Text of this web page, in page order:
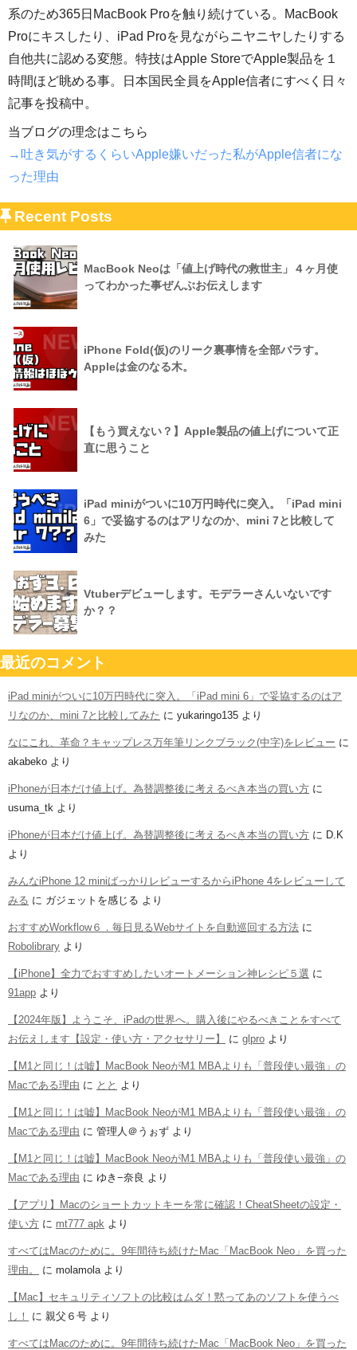
系のため365日MacBook Proを触り続けている。MacBook
Proにキスしたり、iPad Proを見ながらニヤニヤしたりする
自他共に認める変態。特技はApple StoreでApple製品を１
時間ほど眺める事。日本国民全員をApple信者にすべく日々
記事を投稿中。
当ブログの理念はこちら
→吐き気がするくらいApple嫌いだった私がApple信者にな
った理由
Recent Posts
MacBook Neoは「値上げ時代の救世主」４ヶ月使
ってわかった事ぜんぶお伝えします
iPhone Fold(仮)のリーク裏事情を全部バラす。
Appleは金のなる木。
【もう買えない？】Apple製品の値上げについて正
直に思うこと
iPad miniがついに10万円時代に突入。「iPad mini
6」で妥協するのはアリなのか、mini 7と比較して
みた
Vtuberデビューします。モデラーさんいないです
か？？
最近のコメント
iPad miniがついに10万円時代に突入。「iPad mini 6」で妥協するのはア
リなのか、mini 7と比較してみた に yukaringo135 より
なにこれ、革命？キャップレス万年筆リンクブラック(中字)をレビュー に
akabeko より
iPhoneが日本だけ値上げ。為替調整後に考えるべき本当の買い方 に
usuma_tk より
iPhoneが日本だけ値上げ。為替調整後に考えるべき本当の買い方 に D.K
より
みんなiPhone 12 miniばっかりレビューするからiPhone 4をレビューして
みる に ガジェットを感じる より
おすすめWorkflow６．毎日見るWebサイトを自動巡回する方法 に
Robolibrary より
【iPhone】全力でおすすめしたいオートメーション神レシピ５選 に
91app より
【2024年版】ようこそ、iPadの世界へ。購入後にやるべきことをすべて
お伝えします【設定・使い方・アクセサリー】
に glpro より
【M1と同じ！は嘘】MacBook NeoがM1 MBAよりも「普段使い最強」の
Macである理由 に とと より
【M1と同じ！は嘘】MacBook NeoがM1 MBAよりも「普段使い最強」の
Macである理由 に 管理人＠うぉず より
【M1と同じ！は嘘】MacBook NeoがM1 MBAよりも「普段使い最強」の
Macである理由 に ゆき−奈良 より
【アプリ】Macのショートカットキーを常に確認！CheatSheetの設定・
使い方 に mt777 apk より
すべてはMacのために。9年間待ち続けたMac「MacBook Neo」を買った
理由。
に molamola より
【Mac】セキュリティソフトの比較はムダ！黙ってあのソフトを使うべ
し！
に 親父６号 より
すべてはMacのために。9年間待ち続けたMac「MacBook Neo」を買った